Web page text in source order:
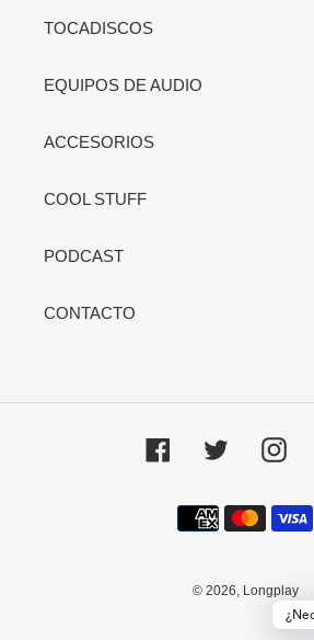
TOCADISCOS
EQUIPOS DE AUDIO
ACCESORIOS
COOL STUFF
PODCAST
CONTACTO
Facebook Twitter
Métodos
de
© 2026, Longplay